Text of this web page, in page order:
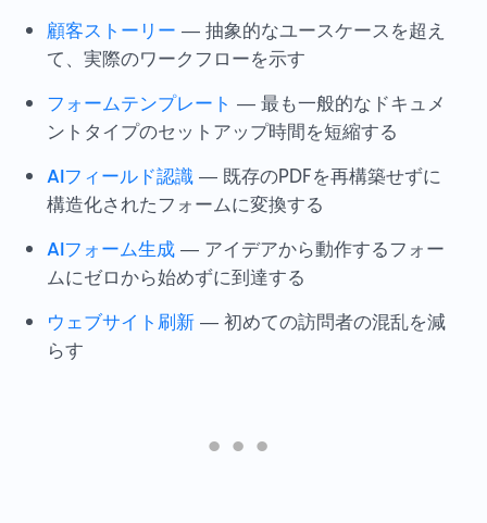
顧客ストーリー — 抽象的なユースケースを超え
て、実際のワークフローを示す
フォームテンプレート — 最も一般的なドキュメ
ントタイプのセットアップ時間を短縮する
AIフィールド認識— 既存のPDFを再構築せずに
構造化されたフォームに変換する
AIフォーム生成— アイデアから動作するフォー
ムにゼロから始めずに到達する
ウェブサイト刷新— 初めての訪問者の混乱を減
らす